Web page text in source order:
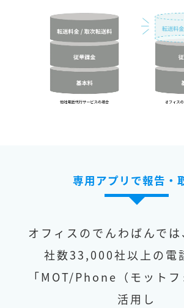
専用アプリで報告・
オフィスのでんわばんでは
社数33,000社以上の電
「MOT/Phone（モットフ
活用し